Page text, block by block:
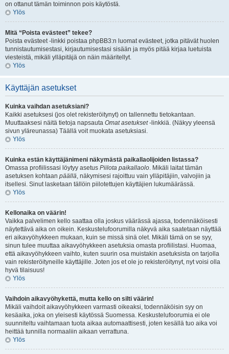
on ottanut tämän toiminnon pois käytöstä.
Ylös
Mitä “Poista evästeet” tekee?
Poista evästeet -linkki poistaa phpBB3:n luomat evästeet, jotka pitävät huolen
tunnistautumisestasi, kirjautumisestasi sisään ja myös pitää kirjaa luetuista
viesteistä, mikäli ylläpitäjä on näin määritellyt.
Ylös
Käyttäjän asetukset
Kuinka vaihdan asetuksiani?
Kaikki asetuksesi (jos olet rekisteröitynyt) on tallennettu tietokantaan.
Muuttaaksesi näitä tietoja napsauta Omat asetukset-linkkiä. (Näkyy yleensä
sivun yläreunassa) Täällä voit muokata asetuksiasi.
Ylös
Kuinka estän käyttäjänimeni näkymästä paikallaolijoiden listassa?
Omassa profiilissasi löytyy asetus Piilota paikallaolo. Mikäli laitat tämän
asetuksen kohtaan päällä, näkymisesi rajoittuu vain ylläpitäjiin, valvojiin ja
itsellesi. Sinut lasketaan tällöin piilotettujen käyttäjien lukumäärässä.
Ylös
Kellonaika on väärin!
Vaikka palvelimen kello saattaa olla joskus väärässä ajassa, todennäköisesti
näytettävä aika on oikein. Keskustelufoorumilla näkyvä aika saatetaan näyttää
eri aikavyöhykkeen mukaan, kuin se missä sinä olet. Mikäli tämä on se syy,
sinun tulee muuttaa aikavyöhykkeen asetuksia omasta profiilistasi. Huomaa,
että aikavyöhykkeen vaihto, kuten suurin osa muistakin asetuksista on tarjolla
vain rekisteröityneille käyttäjille. Joten jos et ole jo rekisteröitynyt, nyt voisi olla
hyvä tilaisuus!
Ylös
Vaihdoin aikavyöhykettä, mutta kello on silti väärin!
Mikäli vaihdoit aikavyöhykkeen varmasti oikeaksi, todennäköisin syy on
kesäaika, joka on yleisesti käytössä Suomessa. Keskustelufoorumia ei ole
suunniteltu vaihtamaan tuota aikaa automaattisesti, joten kesällä tuo aika voi
heittää tunnilla normaaliin aikaan verrattuna.
Ylös